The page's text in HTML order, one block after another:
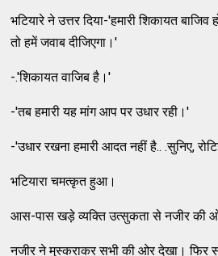
भटियारे ने उत्तर दिया-'हमारी शिकायत बाजिव
तो हमें जवाब दीजिएगा।'
-.'शिकायत वाजिब है।'
-'तब हमारी यह मांग आप पर उधार रही।'
-'उधार रखना हमारी आदत नहीं है.. .सुनिए,
भटियारा चमत्कृत हुआ।
आस-पास खड़े व्यक्ति उत्सुकता से नजीर की
नजीर ने मुस्कराकर सभी की ओर देखा। फिर